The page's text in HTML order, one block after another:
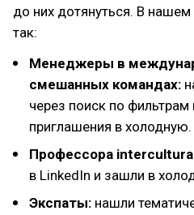
до них дотянуться. В нашем
так:
Менеджеры в
смешанных командах:
через поиск по фильтрам
приглашения в холодную.
Профессора
в LinkedIn и зашли в
Экспаты: нашли